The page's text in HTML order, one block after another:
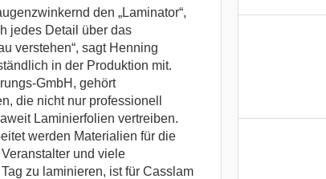
den „Laminator“,
jedes Detail über das
verstehen“, sagt Henning
in der Produktion mit.
GmbH, gehört
die nicht nur professionell
Laminierfolien vertreiben.
werden Materialien für die
und viele
zu laminieren, ist für Casslam